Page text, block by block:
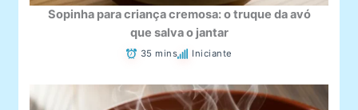
Sopinha para criança cremosa: o truque da avó
que salva o jantar
35 mins Iniciante